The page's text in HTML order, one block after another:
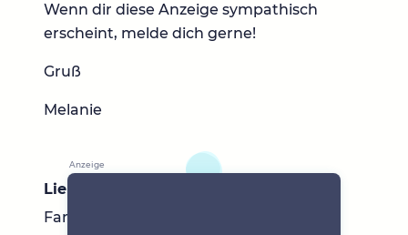
Wenn dir diese Anzeige sympathisch
erscheint, melde dich gerne!
Gruß
Melanie
Lieblingsbücher
Fantasy